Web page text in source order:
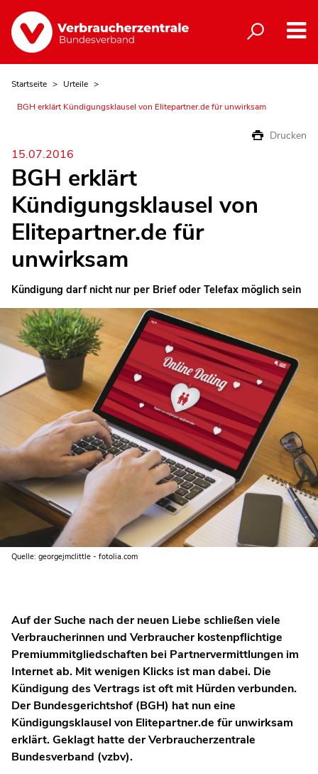
Startseite
Urteile
BGH erklärt Kündigungsklausel von Elitepartner.de für unwirksam
Drucken
15.07.2016
BGH erklärt
Kündigungsklausel von
Elitepartner.de für
unwirksam
Kündigung darf nicht nur per Brief oder Telefax möglich sein
Quelle: georgejmclittle - fotolia.com
Auf der Suche nach der neuen Liebe schließen viele
Verbraucherinnen und Verbraucher kostenpflichtige
Premiummitgliedschaften bei Partnervermittlungen im
Internet ab. Mit wenigen Klicks ist man dabei. Die
Kündigung des Vertrags ist oft mit Hürden verbunden.
Der Bundesgerichtshof (BGH) hat nun eine
Kündigungsklausel von Elitepartner.de für unwirksam
erklärt. Geklagt hatte der Verbraucherzentrale
Bundesverband (vzbv).